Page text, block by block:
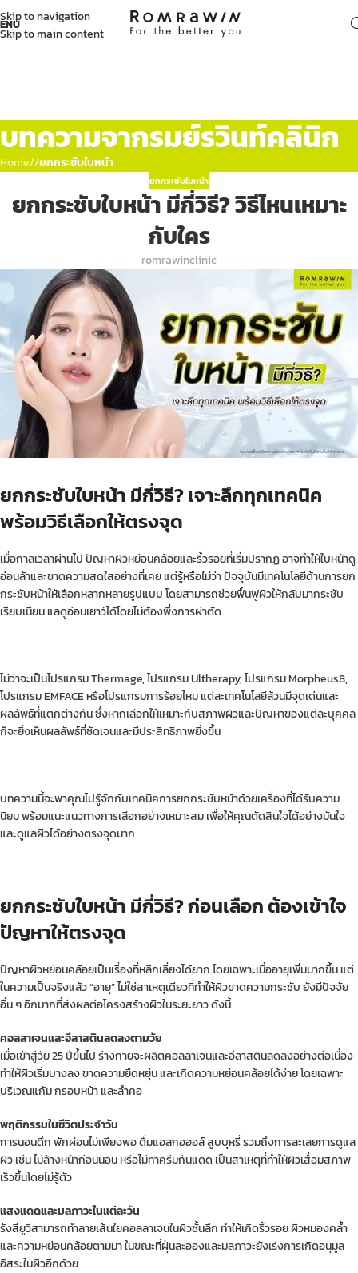
Skip to navigation
Skip to main content
บทความจากรมย์รวินท์คลินิก
Home/ ยกกระชับใบหน้า
ยกกระชับใบหน้า
ยกกระชับใบหน้า มีกี่วิธี? วิธีไหนเหมาะ
กับใคร
romrawinclinic
ยกกระชับใบหน้า มีกี่วิธี? เจาะลึกทุกเทคนิค
พร้อมวิธีเลือกให้ตรงจุด
เมื่อกาลเวลาผ่านไป ปัญหาผิวหย่อนคล้อยและริ้วรอยที่เริ่มปรากฏ อาจทำให้ใบหน้าดู
อ่อนล้าและขาดความสดใสอย่างที่เคย แต่รู้หรือไม่ว่า ปัจจุบันมีเทคโนโลยีด้านการยก
กระชับหน้าให้เลือกหลากหลายรูปแบบ โดยสามารถช่วยฟื้นฟูผิวให้กลับมากระชับ
เรียบเนียน แลดูอ่อนเยาว์ได้โดยไม่ต้องพึ่งการผ่าตัด
ไม่ว่าจะเป็นโปรแกรม Thermage, โปรแกรมUltherapy, โปรแกรม Morpheus8,
โปรแกรม EMFACE หรือโปรแกรมการร้อยไหม แต่ละเทคโนโลยีล้วนมีจุดเด่นและ
ผลลัพธ์ที่แตกต่างกัน ซึ่งหากเลือกให้เหมาะกับสภาพผิวและปัญหาของแต่ละบุคคล
ก็จะยิ่งเห็นผลลัพธ์ที่ชัดเจนและมีประสิทธิภาพยิ่งขึ้น
บทความนี้จะพาคุณไปรู้จักกับเทคนิคการยกกระชับหน้าด้วยเครื่องที่ได้รับความ
นิยม พร้อมแนะแนวทางการเลือกอย่างเหมาะสม เพื่อให้คุณตัดสินใจได้อย่างมั่นใจ
และดูแลผิวได้อย่างตรงจุดมาก
ยกกระชับใบหน้า มีกี่วิธี? ก่อนเลือก ต้องเข้าใจ
ปัญหาให้ตรงจุด
ปัญหาผิวหย่อนคล้อยเป็นเรื่องที่หลีกเลี่ยงได้ยาก โดยเฉพาะเมื่ออายุเพิ่มมากขึ้น แต่
ในความเป็นจริงแล้ว “อายุ” ไม่ใช่สาเหตุเดียวที่ทำให้ผิวขาดความกระชับ ยังมีปัจจัย
อื่น ๆ อีกมากที่ส่งผลต่อโครงสร้างผิวในระยะยาว ดังนี้
คอลลาเจนและอีลาสตินลดลงตามวัย
เมื่อเข้าสู่วัย 25 ปีขึ้นไป ร่างกายจะผลิตคอลลาเจนและอีลาสตินลดลงอย่างต่อเนื่อง
ทำให้ผิวเริ่มบางลง ขาดความยืดหยุ่น และเกิดความหย่อนคล้อยได้ง่าย โดยเฉพาะ
บริเวณแก้ม กรอบหน้า และลำคอ
พฤติกรรมในชีวิตประจำวัน
การนอนดึก พักผ่อนไม่เพียงพอ ดื่มแอลกอฮอล์ สูบบุหรี่ รวมถึงการละเลยการดูแล
ผิว เช่น ไม่ล้างหน้าก่อนนอน หรือไม่ทาครีมกันแดด เป็นสาเหตุที่ทำให้ผิวเสื่อมสภาพ
เร็วขึ้นโดยไม่รู้ตัว
แสงแดดและมลภาวะในแต่ละวัน
รังสียูวีสามารถทำลายเส้นใยคอลลาเจนในผิวชั้นลึก ทำให้เกิดริ้วรอย ผิวหมองคล้ำ
และความหย่อนคล้อยตามมา ในขณะที่ฝุ่นละอองและมลภาวะยังเร่งการเกิดอนุมูล
อิสระในผิวอีกด้วย